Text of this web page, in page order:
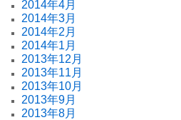
2014年4月
2014年3月
2014年2月
2014年1月
2013年12月
2013年11月
2013年10月
2013年9月
2013年8月